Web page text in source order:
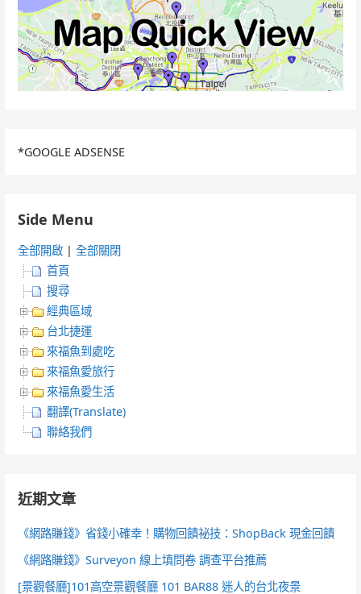
*GOOGLE ADSENSE
Side Menu
全部開啟 |全部關閉
首頁
搜尋
經典區域
台北捷運
來福魚到處吃
來福魚愛旅行
來福魚愛生活
翻譯(Translate)
聯絡我們
近期文章
《網路賺錢》省錢小確幸！購物回饋祕技：ShopBack 現金回饋
《網路賺錢》Surveyon 線上填問卷 調查平台推薦
[景觀餐廳]101高空景觀餐廳 101 BAR88 迷人的台北夜景